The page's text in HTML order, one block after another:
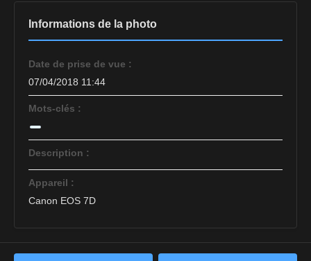
Informations de la photo
Date de prise de vue :
07/04/2018 11:44
Mots-clés :
Description :
Appareil :
Canon EOS 7D